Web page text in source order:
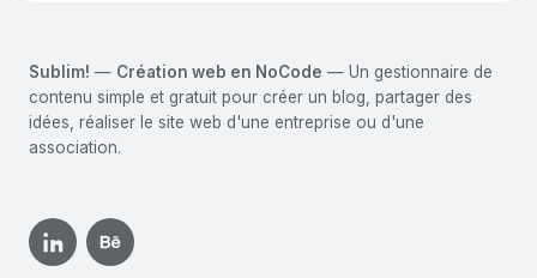
Sublim! — Création web en NoCode — Un gestionnaire de
contenu simple et gratuit pour créer un blog, partager des
idées, réaliser le site web d'une entreprise ou d'une
association.